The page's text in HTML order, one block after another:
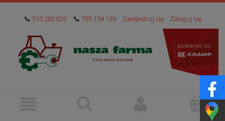
📞 510 282 022 📞 795 154 139 Zarejestruj się Zaloguj się